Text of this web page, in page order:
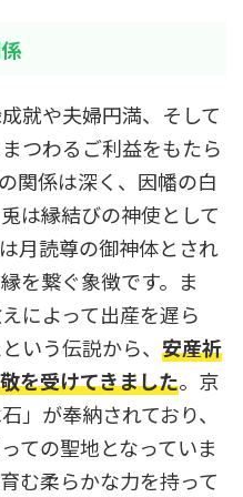
就や夫婦円満、そして
つわるご利益をもたら
関係は深く、因幡の白
は縁結びの神使として
月読尊の御神体とされ
を繋ぐ象徴です。ま
によって出産を遅ら
いう伝説から、 安産祈
を受けてきました。京
」が奉納されており、
ての聖地となっていま
む柔らかな力を持って